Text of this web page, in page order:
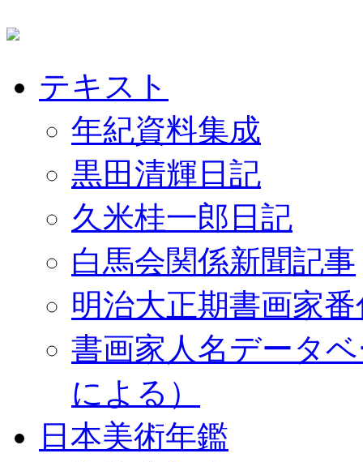
テキスト
年紀資料集成
黒田清輝日記
久米桂一郎日記
白馬会関係新聞記事
明治大正期書画家
書画家人名データ
による）
日本美術年鑑